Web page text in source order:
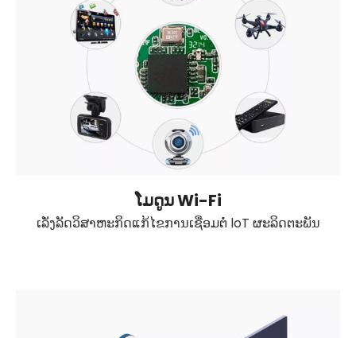
ໂມດູນ Wi-Fi
ເລັ່ງລັດວິສາຫະກິດແກ້ໄຂການເຊື່ອມຕໍ່ loT ຜະລິດຕະພັນ